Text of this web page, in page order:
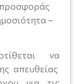
–
να
απευθείας